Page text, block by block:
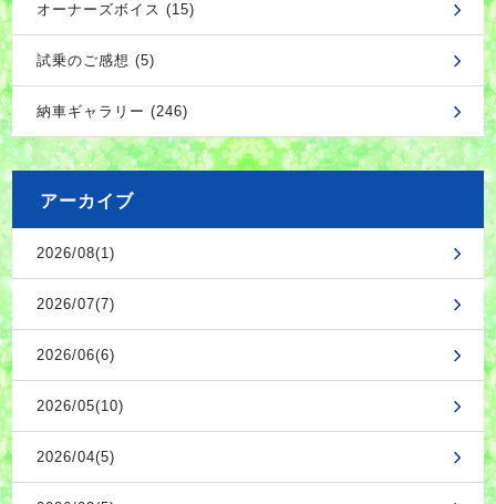
オーナーズボイス (15)
試乗のご感想 (5)
納車ギャラリー (246)
アーカイブ
2026/08(1)
2026/07(7)
2026/06(6)
2026/05(10)
2026/04(5)